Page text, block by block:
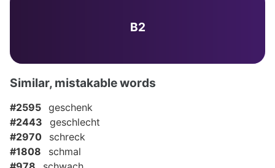
B2
Similar, mistakable words
#2595 geschenk
#2443
geschlecht
#2970
schreck
#1808
schmal